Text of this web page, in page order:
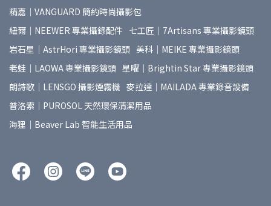
精嘉｜VANGUARD 簡約時尚攝影包
紐爾｜NEEWER 專業攝錄配件 七工匠｜7Artisans 專業攝影鏡頭
岩石星｜AstrHori 專業攝影鏡頭 美科｜MEIKE 專業攝影鏡頭
老蛙｜LAOWA 專業攝影鏡頭 星曜｜Brightin Star 專業攝影鏡頭
朗詩歌｜LENSGO 攝影煙霧機 麥拉達｜MAILADA 專業錄音設備
普洛索｜PUROSOL 天然環保清潔用品
海狸｜Beaver Lab 智能生活用品